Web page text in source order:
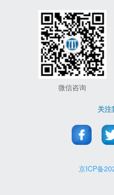
微信咨询
关注
京ICP备